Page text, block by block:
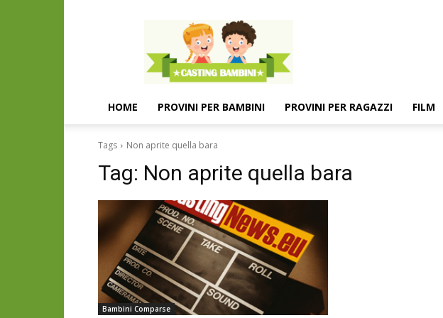
Casting
e
provini
per
bambini
e
HOME PROVINI PER BAMBINI PROVINI PER RAGAZZI FILM
Tags Non aprite quella bara
Tag: Non aprite quella bara
Bambini Comparse